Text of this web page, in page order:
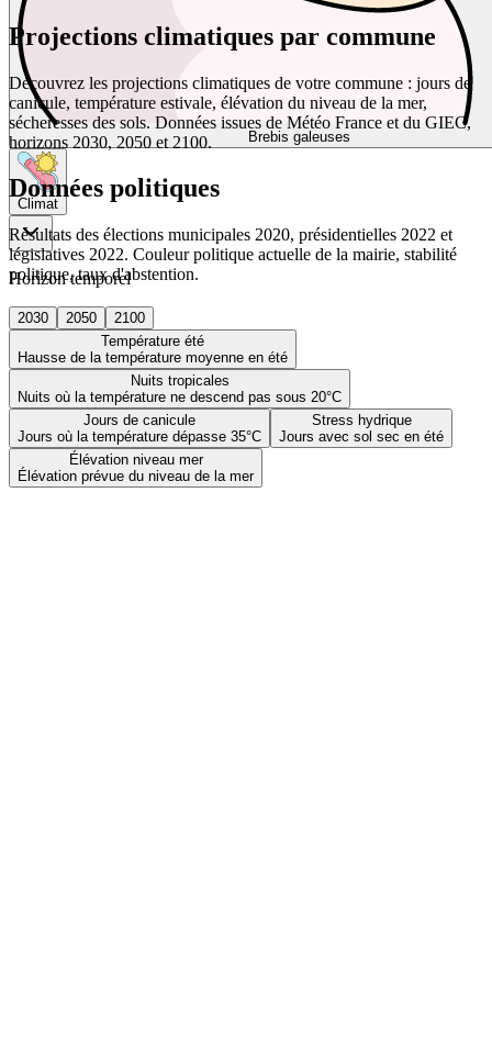
Brebis galeuses
Climat
Horizon temporel
2030 2050
2100
Température été
Hausse de la température moyenne en été
Nuits tropicales
Nuits où la température ne descend pas sous 20°C
Jours de canicule
Jours où la température dépasse 35°C
Stress hydrique
Jours avec sol sec en été
Élévation niveau mer
Élévation prévue du niveau de la mer
Projections climatiques par commune
Découvrez les projections climatiques de votre commune : jours de
canicule, température estivale, élévation du niveau de la mer,
sécheresses des sols. Données issues de Météo France et du GIEC,
horizons 2030, 2050 et 2100.
Données politiques
Résultats des élections municipales 2020, présidentielles 2022 et
législatives 2022. Couleur politique actuelle de la mairie, stabilité
politique, taux d'abstention.